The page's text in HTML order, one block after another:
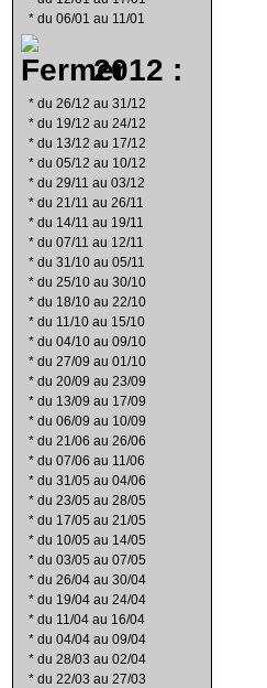
* du 06/01 au 11/01
2012 :
* du 26/12 au 31/12
* du 19/12 au 24/12
* du 13/12 au 17/12
* du 05/12 au 10/12
* du 29/11 au 03/12
* du 21/11 au 26/11
* du 14/11 au 19/11
* du 07/11 au 12/11
* du 31/10 au 05/11
* du 25/10 au 30/10
* du 18/10 au 22/10
* du 11/10 au 15/10
* du 04/10 au 09/10
* du 27/09 au 01/10
* du 20/09 au 23/09
* du 13/09 au 17/09
* du 06/09 au 10/09
* du 21/06 au 26/06
* du 07/06 au 11/06
* du 31/05 au 04/06
* du 23/05 au 28/05
* du 17/05 au 21/05
* du 10/05 au 14/05
* du 03/05 au 07/05
* du 26/04 au 30/04
* du 19/04 au 24/04
* du 11/04 au 16/04
* du 04/04 au 09/04
* du 28/03 au 02/04
* du 22/03 au 27/03